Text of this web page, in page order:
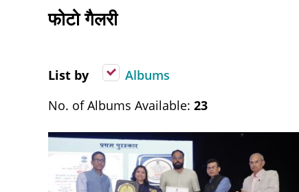
फोटो गैलरी
List by
Albums
No. of Albums Available: 23